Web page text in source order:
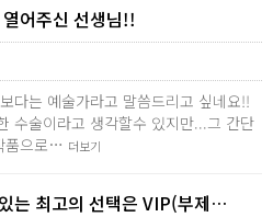
어주신 선생님!!
다는 예술가라고 말씀드리고 싶네요!!
수술이라고 생각할수 있지만...그 간단
품으로… 더보기
는 최고의 선택은 VIP(부제…